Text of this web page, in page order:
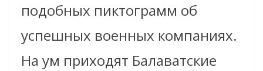
подобных пиктограмм об
успешных военных компаниях.
На ум приходят Балаватские